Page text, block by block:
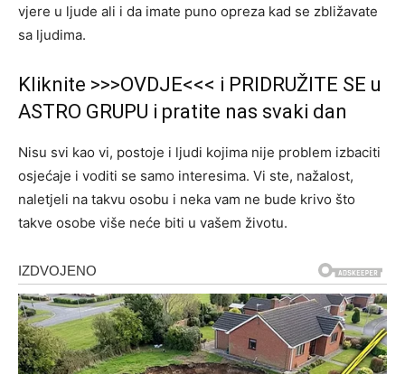
vjere u ljude ali i da imate puno opreza kad se zbližavate
sa ljudima.
Kliknite >>>OVDJE<<< i PRIDRUŽITE SE u
ASTRO GRUPU i pratite nas svaki dan
Nisu svi kao vi, postoje i ljudi kojima nije problem izbaciti
osjećaje i voditi se samo interesima. Vi ste, nažalost,
naletjeli na takvu osobu i neka vam ne bude krivo što
takve osobe više neće biti u vašem životu.